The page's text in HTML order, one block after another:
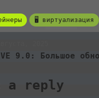
🖥️ виртуализация
9.0: Большое
a reply